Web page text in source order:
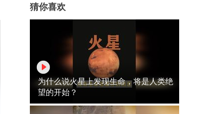
猜你喜欢
为什么说火星上发现生命，将是人类绝
望的开始？